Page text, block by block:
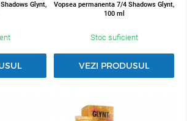
Glynt,
Vopsea permanenta 7/4 Shadows Glynt,
100 ml
Stoc suficient
VEZI PRODUSUL